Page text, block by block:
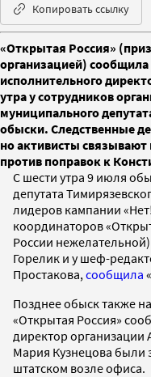
Копировать ссылку
«Открытая Россия»
организацией)
исполнительного
утра у сотрудников
муниципального
обыски. Следственные
но активисты
против поправок к
С шести утра 9 июля
депутата
лидеров кампании
координаторов
России
Горелик и у шеф-
Простакова, сообщила
Позднее обыск также
«Открытая Россия»
директор
Мария Кузнецова были
штатском возле офиса.